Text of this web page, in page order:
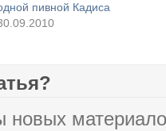
пивной Кадиса
новых